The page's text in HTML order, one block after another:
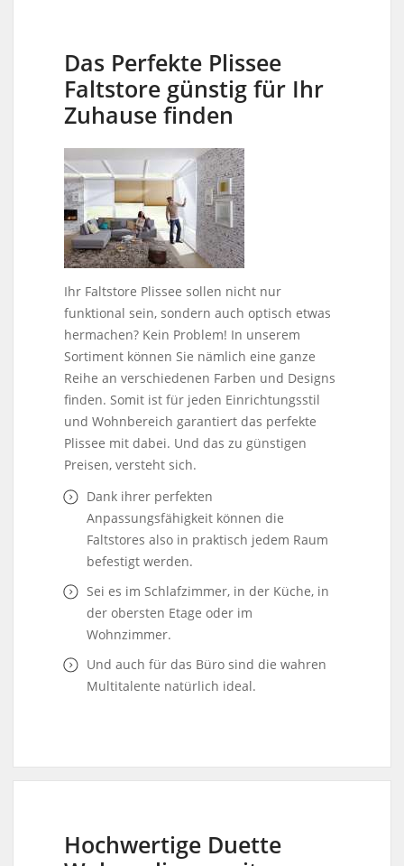
Das Perfekte Plissee
Faltstore günstig für Ihr
Zuhause finden
Ihr Faltstore Plissee sollen nicht nur
funktional sein, sondern auch optisch etwas
hermachen? Kein Problem! In unserem
Sortiment können Sie nämlich eine ganze
Reihe an verschiedenen Farben und Designs
finden. Somit ist für jeden Einrichtungsstil
und Wohnbereich garantiert das perfekte
Plissee mit dabei. Und das zu günstigen
Preisen, versteht sich.
Dank ihrer perfekten
Anpassungsfähigkeit können die
Faltstores also in praktisch jedem Raum
befestigt werden.
Sei es im Schlafzimmer, in der Küche, in
der obersten Etage oder im
Wohnzimmer.
Und auch für das Büro sind die wahren
Multitalente natürlich ideal.
Hochwertige Duette